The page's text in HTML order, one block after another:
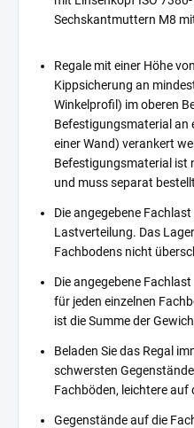
Sechskantmuttern M8
Regale mit einer Höhe
Kippsicherung an
Winkelprofil) im oberen
Befestigungsmaterial an
einer Wand) verankert
Befestigungsmaterial ist
und muss separat
Die angegebene
Lastverteilung. Das
Fachbodens nicht
Die angegebene
für jeden einzelnen
ist die Summe der
Beladen Sie das Regal
schwersten
Fachböden, leichtere auf
Gegenstände auf die